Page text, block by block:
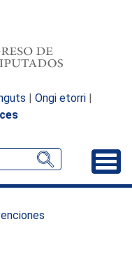
| Ongi etorri |